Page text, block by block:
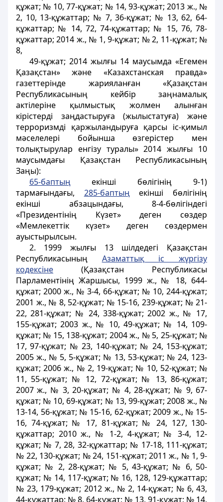
құжат; № 10, 77-құжат; № 14, 93-құжат; 2013 ж., №
2, 10, 13-құжаттар; № 7, 36-құжат; № 13, 62, 64-
құжаттар; № 14, 72, 74-құжаттар; № 15, 76, 78-
құжаттар; 2014 ж., № 1, 9-құжат; № 2, 11-құжат; №
8,
49-құжат; 2014 жылғы 14 маусымда «Егемен
Қазақстан» және «Казахстанская правда»
газеттерінде жарияланған «Қазақстан
Республикасының кейбір заңнамалық
актілеріне қылмыстық жолмен алынған
кірістерді заңдастыруға (жылыстатуға) және
терроризмді қаржыландыруға қарсы іс-қимыл
мәселелері бойынша өзгерістер мен
толықтырулар енгізу туралы» 2014 жылғы 10
маусымдағы Қазақстан Республикасының
Заңы):
65-баптың екінші бөлігінің 9-1)
тармағындағы, 285-баптың екінші бөлігінің
екінші абзацындағы, 8-4-бөлігіндегі
«Президентінің Күзет» деген сөздер
«Мемлекеттік күзет» деген сөздермен
ауыстырылсын.
2. 1999 жылғы 13 шілдедегі Қазақстан
Республикасының Азаматтық іс жүргізу
кодексіне (Қазақстан Республикасы
Парламентінің Жаршысы, 1999 ж., № 18, 644-
құжат; 2000 ж., № 3-4, 66-құжат; № 10, 244-құжат;
2001 ж., № 8, 52-құжат; № 15-16, 239-құжат; № 21-
22, 281-құжат; № 24, 338-құжат; 2002 ж., № 17,
155-құжат; 2003 ж., № 10, 49-құжат; № 14, 109-
құжат; № 15, 138-құжат; 2004 ж., № 5, 25-құжат; №
17, 97-құжат; № 23, 140-құжат; № 24, 153-құжат;
2005 ж., № 5, 5-құжат; № 13, 53-құжат; № 24, 123-
құжат; 2006 ж., № 2, 19-құжат; № 10, 52-құжат; №
11, 55-құжат; № 12, 72-құжат; № 13, 86-құжат;
2007 ж., № 3, 20-құжат; № 4, 28-құжат; № 9, 67-
құжат; № 10, 69-құжат; № 13, 99-құжат; 2008 ж., №
13-14, 56-құжат; № 15-16, 62-құжат; 2009 ж., № 15-
16, 74-құжат; № 17, 81-құжат; № 24, 127, 130-
құжаттар; 2010 ж., № 1-2, 4-құжат; № 3-4, 12-
құжат; № 7, 28, 32-құжаттар; № 17-18, 111-құжат;
№ 22, 130-құжат; № 24, 151-құжат; 2011 ж., № 1, 9-
құжат; № 2, 28-құжат; № 5, 43-құжат; № 6, 50-
құжат; № 14, 117-құжат; № 16, 128, 129-құжаттар;
№ 23, 179-құжат; 2012 ж., № 2, 14-құжат; № 6, 43,
44-құжаттар; № 8, 64-құжат; № 13, 91-құжат; № 14,